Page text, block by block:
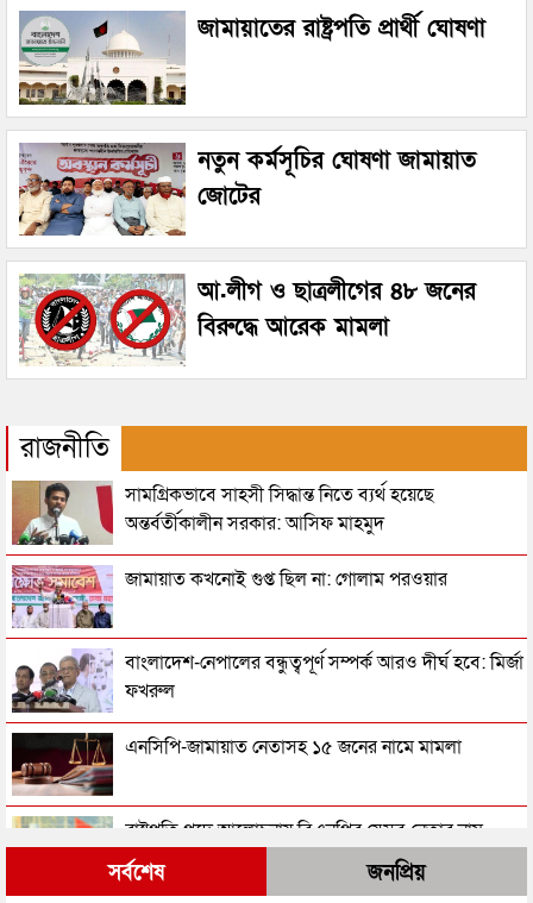
জামায়াতের রাষ্ট্রপতি প্রার্থী ঘোষণা
নতুন কর্মসূচির ঘোষণা জামায়াত
জোটের
আ.লীগ ও ছাত্রলীগের ৪৮ জনের
বিরুদ্ধে আরেক মামলা
রাজনীতি
সামগ্রিকভাবে সাহসী সিদ্ধান্ত নিতে ব্যর্থ হয়েছে
অন্তর্বর্তীকালীন সরকার: আসিফ মাহমুদ
জামায়াত কখনোই গুপ্ত ছিল না: গোলাম পরওয়ার
বাংলাদেশ-নেপালের বন্ধুত্বপূর্ণ সম্পর্ক আরও দীর্ঘ হবে: মির্জা
ফখরুল
এনসিপি-জামায়াত নেতাসহ ১৫ জনের নামে মামলা
রাষ্ট্রপতি পদে আলোচনায় বিএনপির যেসব নেতার নাম
সর্বশেষ জনপ্রিয়